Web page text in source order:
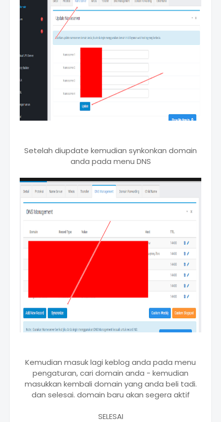
Setelah diupdate kemudian synkonkan domain
anda pada menu DNS
Kemudian masuk lagi keblog anda pada menu
pengaturan, cari domain anda - kemudian
masukkan kembali domain yang anda beli tadi.
dan selesai. domain baru akan segera aktif
SELESAI